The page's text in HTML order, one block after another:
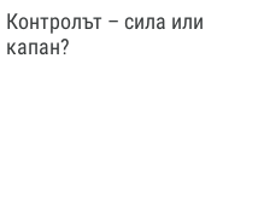
Контролът – сила или
капан?